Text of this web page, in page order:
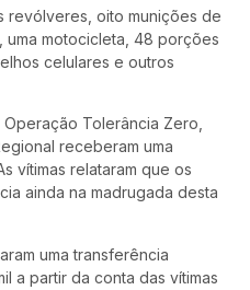
revólveres, oito munições de
motocicleta, 48 porções
celulares e outros
Tolerância Zero,
receberam uma
vítimas relataram que os
ainda na madrugada desta
uma transferência
a partir da conta das vítimas